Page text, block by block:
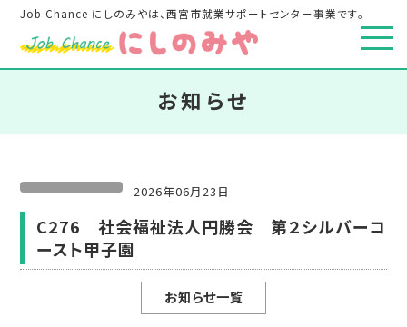
Job Chance にしのみやは、西宮市就業サポートセンター事業です。
お知らせ
2026年06月23日
C276 社会福祉法人円勝会 第２シルバーコ
ースト甲子園
お知らせ一覧